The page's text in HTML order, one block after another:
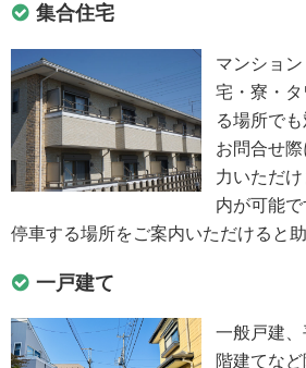
集合住宅
マンショ
宅・寮・
る場所でも
お問合せ
力いただ
内が可能
停車する場所をご案内いただけると助
一戸建て
一般戸建
階建てな